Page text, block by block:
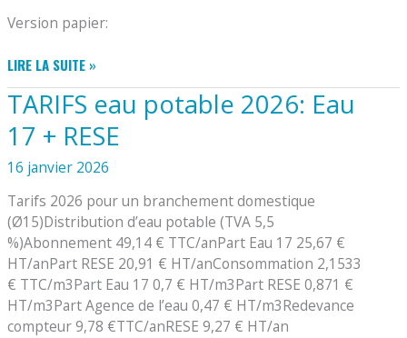
AVENTURE »
INFORME
Version papier:
LA
CDC
VALS
DE
SAINTONGE:
ENQUÊTE
LIRE LA SUITE »
TARIFS eau potable 2026: Eau
17 + RESE
16 janvier 2026
Tarifs 2026 pour un branchement domestique
(Ø15)Distribution d’eau potable (TVA 5,5
%)Abonnement 49,14 € TTC/anPart Eau 17 25,67 €
HT/anPart RESE 20,91 € HT/anConsommation 2,1533
€ TTC/m3Part Eau 17 0,7 € HT/m3Part RESE 0,871 €
HT/m3Part Agence de l’eau 0,47 € HT/m3Redevance
compteur 9,78 €TTC/anRESE 9,27 € HT/an